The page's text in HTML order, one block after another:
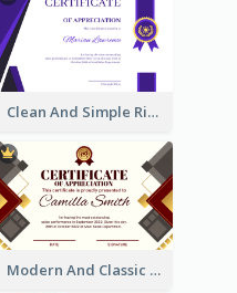
Clean And Simple Ribbon Certificate Design Ideas
Modern And Classic Art Deco Certificate Design Ideas